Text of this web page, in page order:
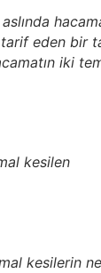
eden bir
iki
kesilen
kesilerin